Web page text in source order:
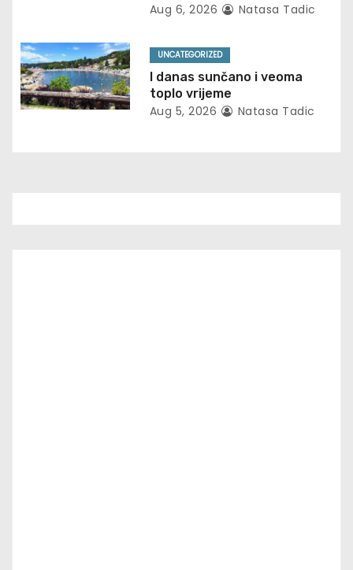
n
Aug 6, 2026 Natasa Tadic
UNCATEGORIZED
I danas sunčano i veoma
toplo vrijeme
Aug 5, 2026 Natasa Tadic